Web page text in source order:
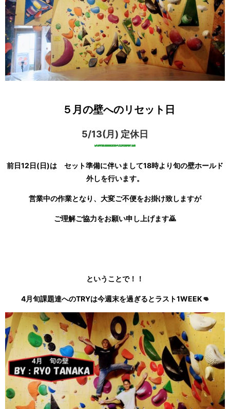
５月の壁へのリセット日
5/13(月) 定休日
前日12日(日)は セット準備に伴いまして18時より旬の壁ホールド
外しを行います。
営業中の作業となり、大変ご不便をお掛け致しますが
ご理解ご協力をお願い申し上げます🙇
ということで！！
4月旬課題達へのTRYは今週末を過ぎるとラスト1WEEK👊